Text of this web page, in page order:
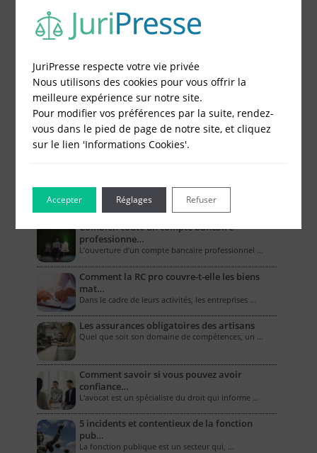
Le Blog pour les Entreprises
Combien coûte un compte bancaire
professionne…
L’ouverture d’un compte bancaire professionnel …
Comment la RC pro couvre-t-elle les biens
mat…
Dans le cadre de leurs activités, les entreprises …
Les assurances obligatoires des artisans
Quel que soit son domaine de compétences, un …
Comment savoir si vous pouvez avoir
confiance…
L'avocat est un spécialiste du droit qui informe …
5 incidents et contentieux de la fonction
pub…
La fonction publique est un secteur qui, …
JuriPresse respecte votre vie privée
Nous utilisons des cookies pour vous offrir la
meilleure expérience sur notre site.
Pour modifier vos préférences par la suite, rendez-
vous dans le pied de page de notre site, et cliquez
sur le lien 'Informations Cookies'.
Accepter Refuser
Réglages